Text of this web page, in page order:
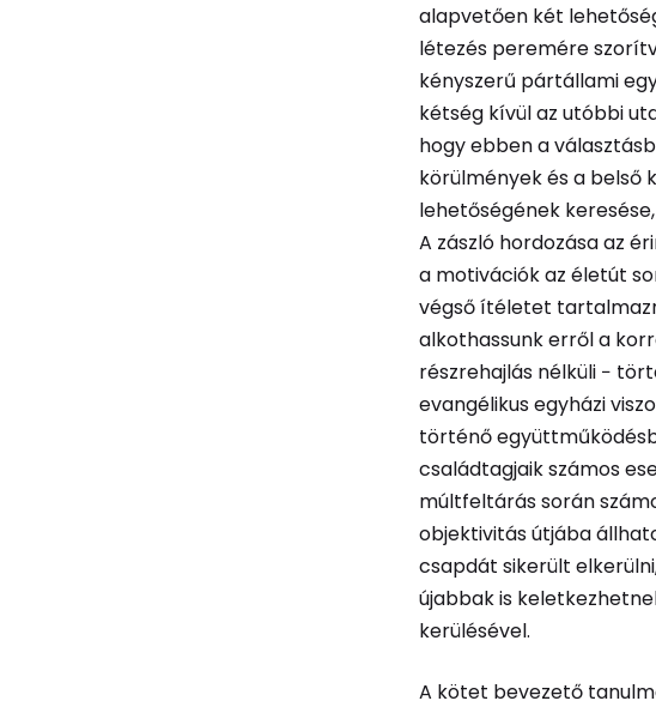
alapvetően két
létezés peremére
kényszerű pártállami
kétség kívül az utóbbi
hogy ebben a
körülmények és a belső
lehetőségének
A zászló hordozása az
a motivációk az életút
végső ítéletet
alkothassunk erről a
részrehajlás nélküli −
evangélikus egyházi
történő
családtagjaik számos
múltfeltárás során
objektivitás útjába
csapdát sikerült
újabbak is
kerülésével.
A kötet bevezető